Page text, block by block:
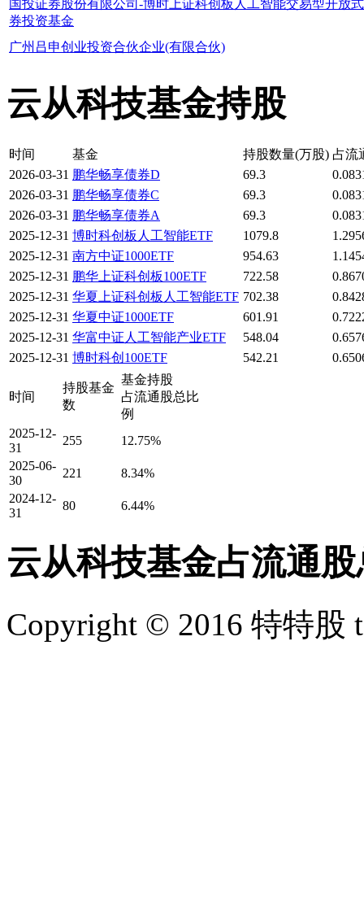
国投证券股份有限公司-博时上证科创板人工智能交易型开放
券投资基金
广州吕申创业投资合伙企业(有限合伙)
云从科技基金持股
时间 基金 持股数量(万股) 占流
2026-03-31 鹏华畅享债券D 69.3
2026-03-31 鹏华畅享债券C 69.3
2026-03-31 鹏华畅享债券A 69.3
2025-12-31 博时科创板人工智能ETF 1079.8
2025-12-31 南方中证1000ETF 954.63
2025-12-31 鹏华上证科创板100ETF 722.58
2025-12-31 华夏上证科创板人工智能ETF 702.38
2025-12-31 华夏中证1000ETF 601.91
2025-12-31 华富中证人工智能产业ETF 548.04
2025-12-31 博时科创100ETF 542.21
时间
持股基金
数
基金持股
占流通股总比
例
2025-12-
31
255
12.75%
2025-06-
30
221
8.34%
2024-12-
31
80 6.44%
云从科技基金占流通
Copyright © 2016 特特股